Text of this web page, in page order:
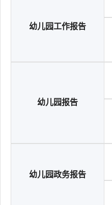
幼儿园工作报告
幼儿园报告
幼儿园政务报告